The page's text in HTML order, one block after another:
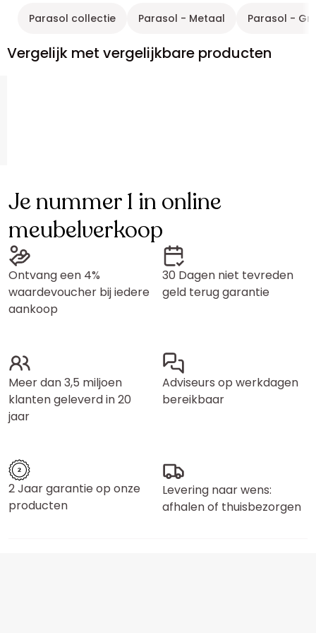
Parasol collectie Parasol - Metaal Parasol -
Vergelijk met vergelijkbare producten
Je nummer 1 in online
meubelverkoop
Ontvang een 4%
waardevoucher bij iedere
aankoop
30 Dagen niet tevreden
geld terug garantie
Meer dan 3,5 miljoen
klanten geleverd in 20
jaar
Adviseurs op werkdagen
bereikbaar
2 Jaar garantie op onze
producten
Levering naar wens:
afhalen of thuisbezorgen